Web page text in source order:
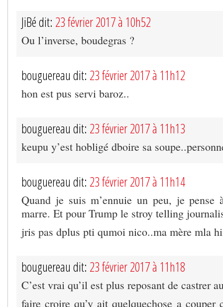
JiBé dit: 23 février 2017 à 10h52
Ou l’inverse, boudegras ?
bouguereau dit: 23 février 2017 à 11h12
hon est pus servi baroz..
bouguereau dit: 23 février 2017 à 11h13
keupu y’est hobligé dboire sa
bouguereau dit: 23 février 2017 à 11h14
Quand je suis m’ennuie un peu, je
marre. Et pour Trump le stroy telling
jris pas dplus pti qumoi nico..ma mère mla
bouguereau dit: 23 février 2017 à 11h18
C’est vrai qu’il est plus reposant de castrer
faire croire qu’y ait quelquechose a couper